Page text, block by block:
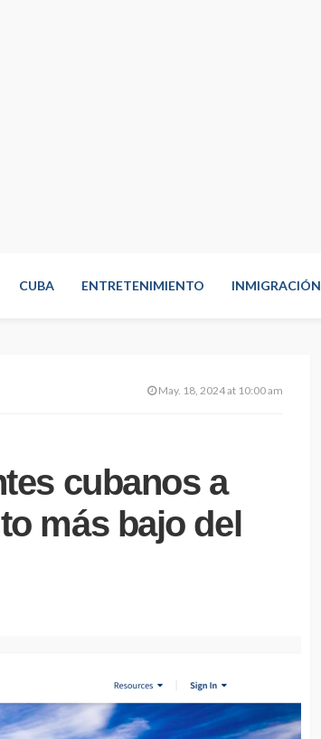
CUBA ENTRETENIMIENTO INMIGRACIÓN
May. 18, 2024 at 10:00 am
cubanos a
más bajo del